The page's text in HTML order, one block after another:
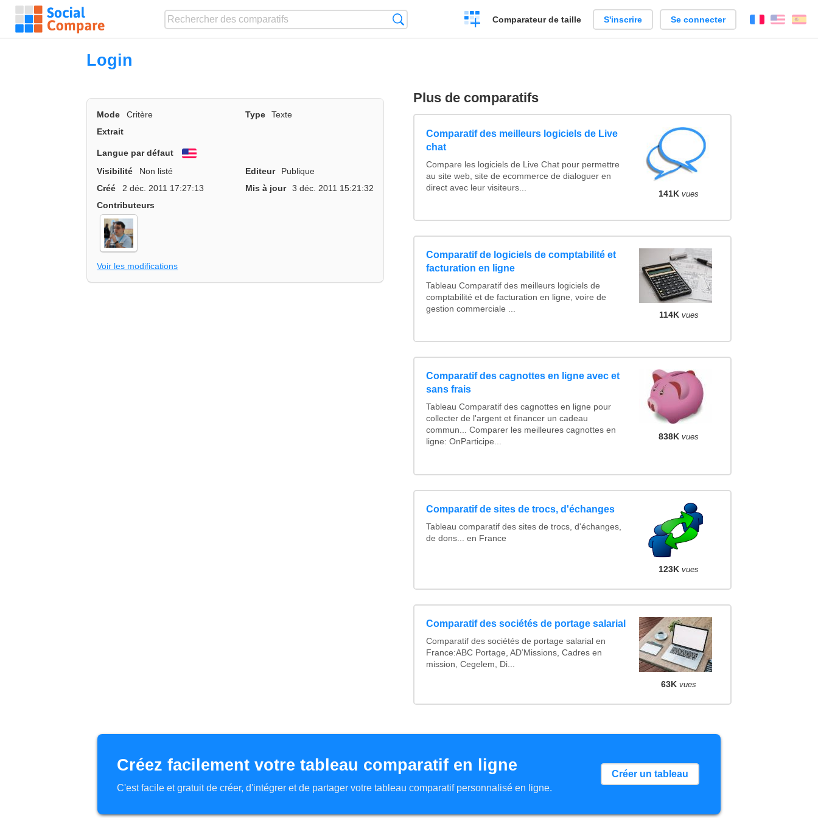
Créer
un
Comparateur de taille S'inscrire Se connecter FrançaisEnglish
Login
Mode Critère Type
Texte
Extrait
Langue par défaut
Visibilité
Non listé Editeur
Publique
Créé
2 déc. 2011 17:27:13 Mis à jour
3 déc. 2011 15:21:32
Contributeurs
Voir les modifications
Plus de comparatifs
Comparatif des meilleurs logiciels de Live
chat
Compare les logiciels de Live Chat pour permettre
au site web, site de ecommerce de dialoguer en
direct avec leur visiteurs...
141K vues
Comparatif de logiciels de comptabilité et
facturation en ligne
Tableau Comparatif des meilleurs logiciels de
comptabilité et de facturation en ligne, voire de
gestion commerciale ...
114K vues
Comparatif des cagnottes en ligne avec et
sans frais
Tableau Comparatif des cagnottes en ligne pour
collecter de l'argent et financer un cadeau
commun... Comparer les meilleures cagnottes en
ligne: OnParticipe...
838K vues
Comparatif de sites de trocs, d'échanges
Tableau comparatif des sites de trocs, d'échanges,
de dons... en France
123K vues
Comparatif des sociétés de portage salarial
Comparatif des sociétés de portage salarial en
France:ABC Portage, AD’Missions, Cadres en
mission, Cegelem, Di...
63K vues
Créez facilement votre tableau comparatif en ligne
C'est facile et gratuit de créer, d'intégrer et de partager votre tableau comparatif personnalisé en ligne.
Créer un tableau